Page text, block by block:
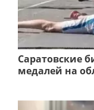
Саратовские
медалей на